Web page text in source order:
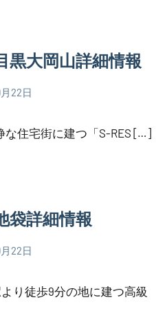
黒大岡山詳細情報
22日
な住宅街に建つ「S-RES […]
袋詳細情報
22日
り徒歩9分の地に建つ高級